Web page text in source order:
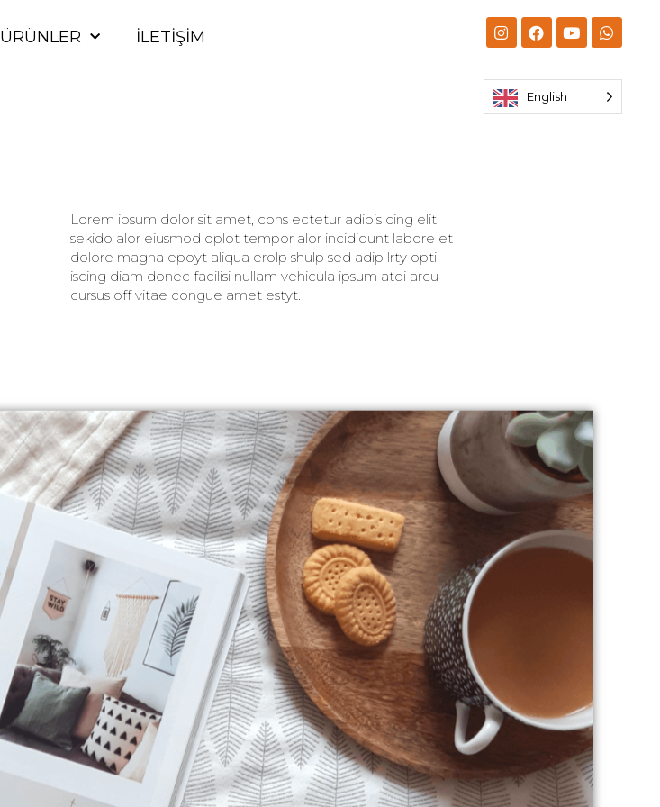
ÜRÜNLER İLETIŞIM
English
Lorem ipsum dolor sit amet, cons ectetur adipis cing elit,
sekido alor eiusmod oplot tempor alor incididunt labore et
dolore magna epoyt aliqua erolp shulp sed adip lrty opti
iscing diam donec facilisi nullam vehicula ipsum atdi arcu
cursus off vitae congue amet estyt.